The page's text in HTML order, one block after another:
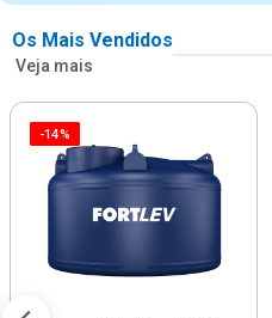
Os Mais Vendidos
Veja mais
-14%